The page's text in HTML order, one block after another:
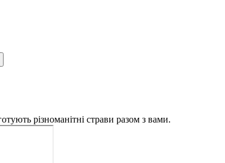
різноманітні страви разом з вами.